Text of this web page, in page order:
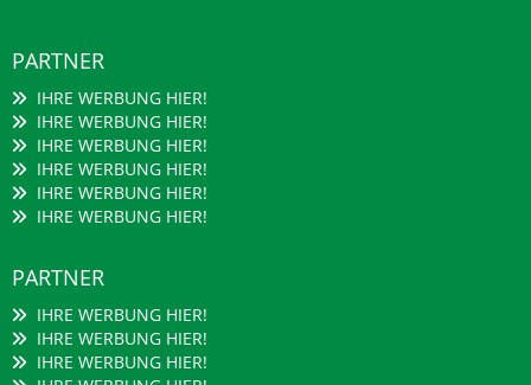
PARTNER
IHRE WERBUNG HIER!
IHRE WERBUNG HIER!
IHRE WERBUNG HIER!
IHRE WERBUNG HIER!
IHRE WERBUNG HIER!
IHRE WERBUNG HIER!
PARTNER
IHRE WERBUNG HIER!
IHRE WERBUNG HIER!
IHRE WERBUNG HIER!